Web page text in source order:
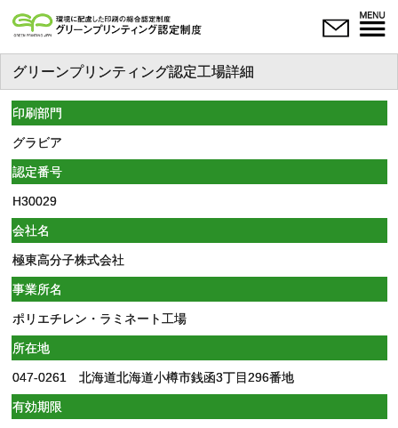
グリーンプリンティング認定工場詳細
印刷部門
グラビア
認定番号
H30029
会社名
極東高分子株式会社
事業所名
ポリエチレン・ラミネート工場
所在地
047-0261 北海道北海道小樽市銭函3丁目296番地
有効期限